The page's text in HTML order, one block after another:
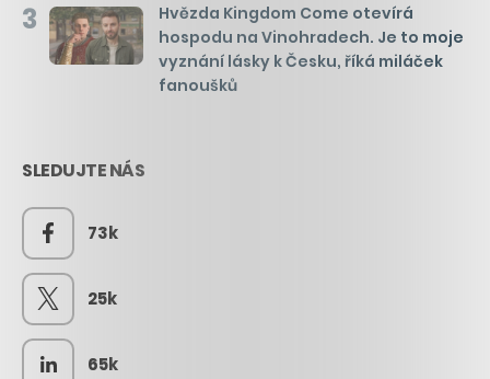
3
Hvězda Kingdom Come otevírá
hospodu na Vinohradech. Je to moje
vyznání lásky k Česku, říká miláček
fanoušků
SLEDUJTE NÁS
73k
25k
65k